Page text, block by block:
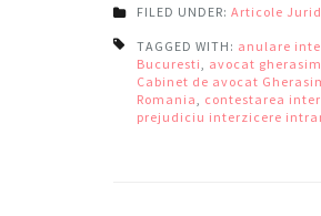
FILED UNDER: Articole
TAGGED WITH: anulare
Bucuresti, avocat
Cabinet de avocat
Romania, contestarea
prejudiciu interzicere